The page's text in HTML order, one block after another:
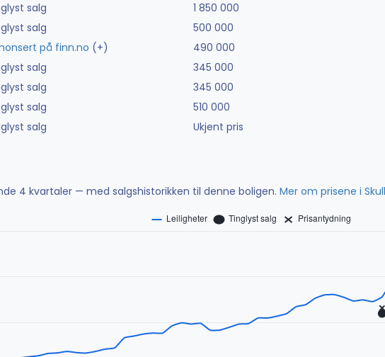
salg
1 850 000
salg
500 000
på finn.no (+)
490 000
salg
345 000
salg
345 000
salg
510 000
salg Ukjent pris
4 kvartaler — med salgshistorikken til denne boligen. Mer om prisene i